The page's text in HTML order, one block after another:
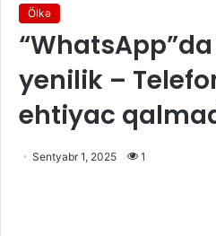
Ölkə
yenilik –
ehtiyac
Sentyabr 1, 2025 1